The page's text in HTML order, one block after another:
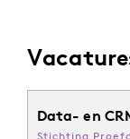
Data- en
Stichting